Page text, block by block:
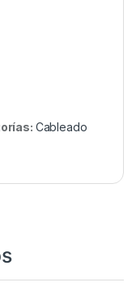
Cableado